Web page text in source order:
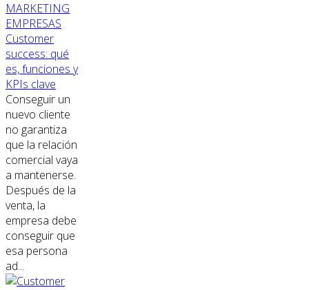
MARKETING
EMPRESAS
Customer
success: qué
es, funciones y
KPIs clave
Conseguir un
nuevo cliente
no garantiza
que la relación
comercial vaya
a mantenerse.
Después de la
venta, la
empresa debe
conseguir que
esa persona
ad...